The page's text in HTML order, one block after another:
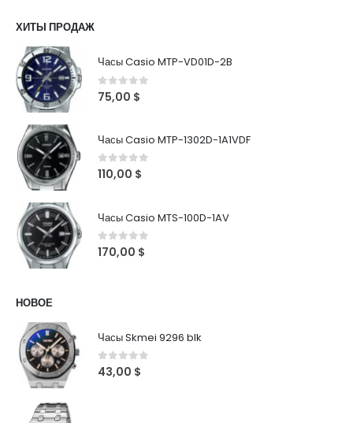
ХИТЫ ПРОДАЖ
Часы Casio MTP-VD01D-2B
0out of 5
75,00 $
Часы Casio MTP-1302D-1A1VDF
0out of 5
110,00 $
Часы Casio MTS-100D-1AV
0out of 5
170,00 $
НОВОЕ
Часы Skmei 9296 blk
0 out of 5
43,00 $